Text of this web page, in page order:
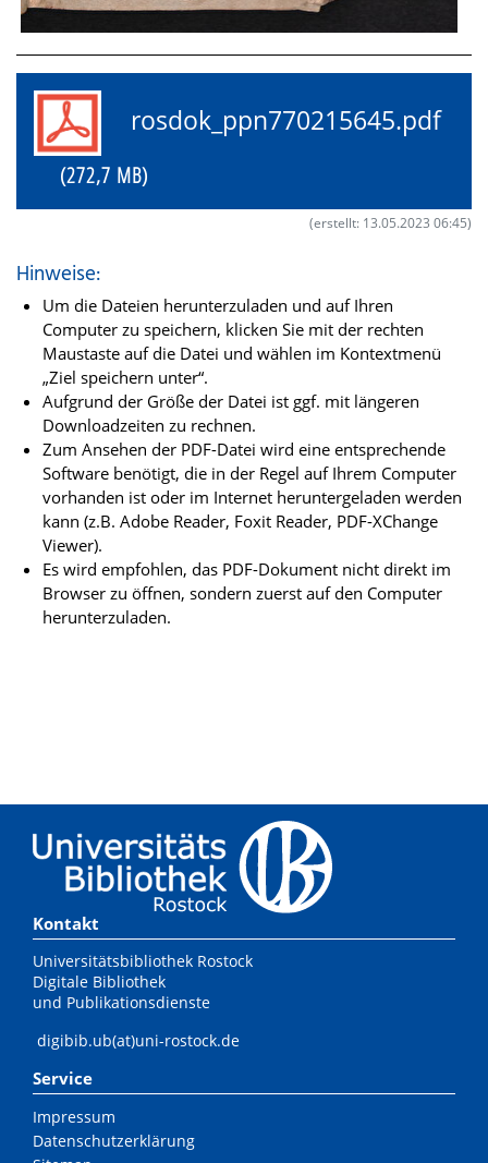
rosdok_ppn770215645.pdf
(272,7 MB)
(erstellt: 13.05.2023 06:45)
Hinweise:
Um die Dateien herunterzuladen und auf Ihren
Computer zu speichern, klicken Sie mit der rechten
Maustaste auf die Datei und wählen im Kontextmenü
„Ziel speichern unter“.
Aufgrund der Größe der Datei ist ggf. mit längeren
Downloadzeiten zu rechnen.
Zum Ansehen der PDF-Datei wird eine entsprechende
Software benötigt, die in der Regel auf Ihrem Computer
vorhanden ist oder im Internet heruntergeladen werden
kann (z.B. Adobe Reader, Foxit Reader, PDF-XChange
Viewer).
Es wird empfohlen, das PDF-Dokument nicht direkt im
Browser zu öffnen, sondern zuerst auf den Computer
herunterzuladen.
Kontakt
Universitätsbibliothek Rostock
Digitale Bibliothek
und Publikationsdienste
digibib.ub(at)uni-rostock.de
Service
Impressum
Datenschutzerklärung